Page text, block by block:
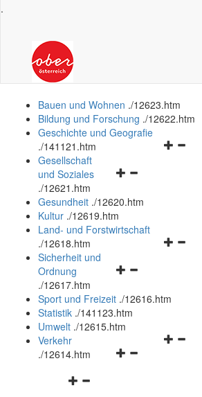
.
Bauen und Wohnen ./12623.htm
Bildung und Forschung ./12622.htm
Geschichte und Geografie
./141121.htm
Navigationsmenü
und
schließen
Gesellschaft
und Soziales
./12621.htm
Gesundheit ./12620.htm
Kultur ./12619.htm
Land- und Forstwirtschaft
./12618.htm
Navigationsmenü
und
schließen
Sicherheit und
Ordnung
./12617.htm
Sport und Freizeit ./12616.htm
Statistik ./141123.htm
Umwelt ./12615.htm
Navigationsmenü
Verkehr
./12614.htm
Navigationsmenü